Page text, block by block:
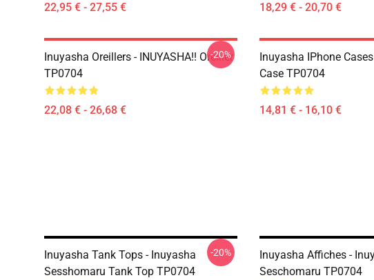
22,95 € - 27,55 € 18,29 € - 20,70 €
Inuyasha Oreillers - INUYASHA!! Oreiller
TP0704
22,08 € - 26,68 €
-20%
Inuyasha IPhone
Case TP0704
14,81 € - 16,10 €
Inuyasha Tank Tops - Inuyasha
Sesshomaru Tank Top TP0704
-20%
Inuyasha Affiches -
Seschomaru TP0704